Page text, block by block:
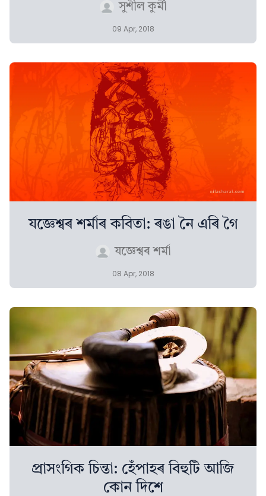
সুশীল কুৰ্মী
09 Apr, 2018
যজ্ঞেশ্বৰ শৰ্মাৰ কবিতা: ৰঙা নৈ এৰি গৈ
যজ্ঞেশ্বৰ শৰ্মা
08 Apr, 2018
প্রাসংগিক চিন্তা: হেঁপাহৰ বিহুটি আজি
কোন দিশে